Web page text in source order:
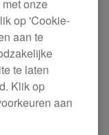
SP-16. Laat je
6 analoge filters
waarmee je
Geniet van
onze
op 'Cookie-
aan te
te laten
Klik op
aan